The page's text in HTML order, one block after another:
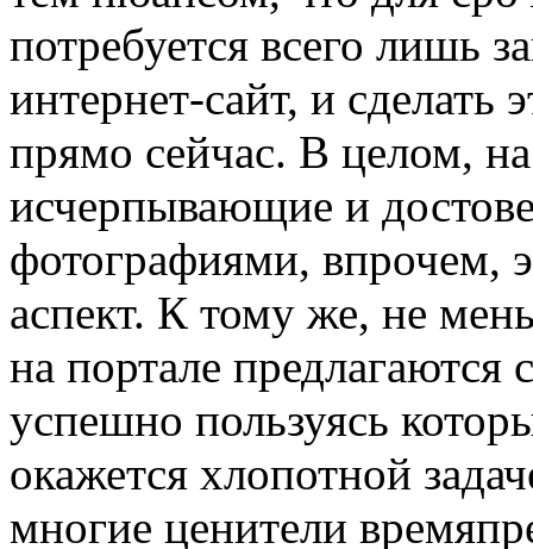
потребуется всего лишь
интернет-сайт, и сделать
прямо сейчас. В целом,
исчерпывающие и
фотографиями, впрочем,
аспект. К тому же, не
на портале предлагаются
успешно пользуясь
окажется хлопотной
многие ценители